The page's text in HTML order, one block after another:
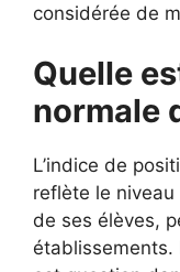
considérée de
Quelle
normale
L’indice de
reflète le
de ses élèves,
établissements.